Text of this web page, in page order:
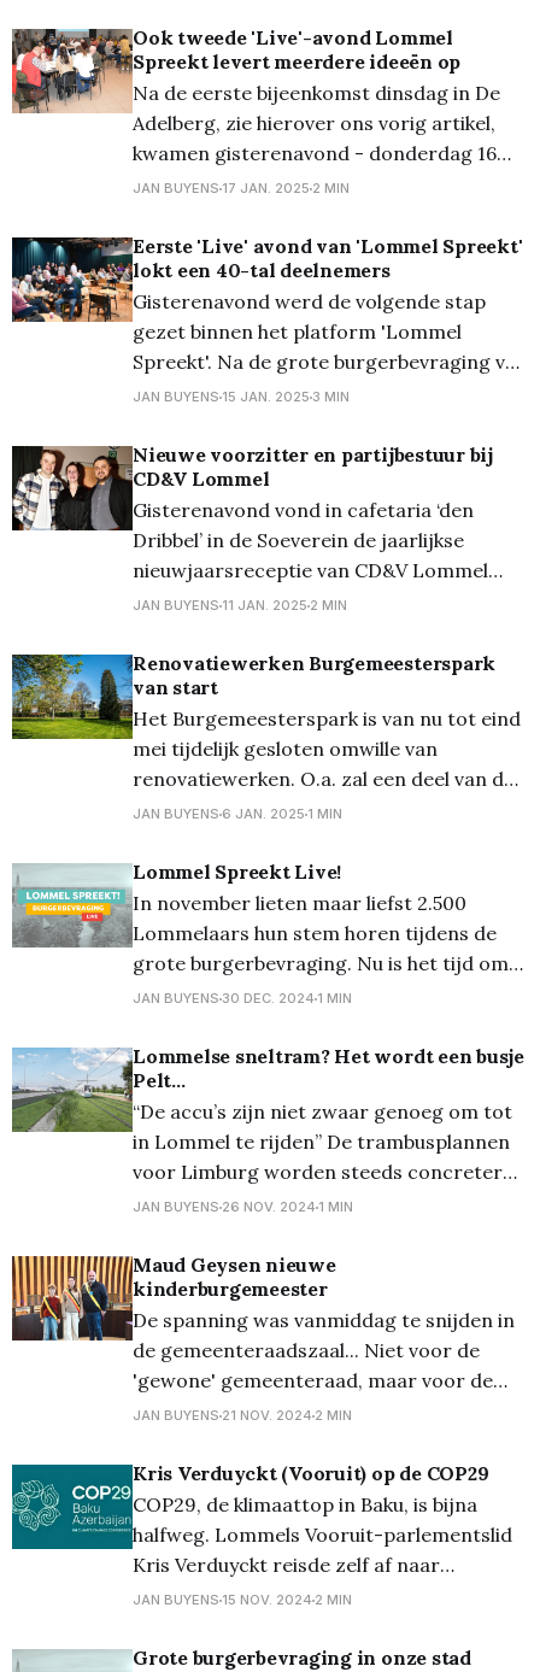
Sarah Maesen het woord om de gasten te
verwelkomen en de sprekers Sooi Van
Limbergen en Gaby Colenbunders
Ook tweede 'Live'-avond Lommel
Spreekt levert meerdere ideeën op
Na de eerste bijeenkomst dinsdag in De
Adelberg, zie hierover ons vorig artikel,
kwamen gisterenavond - donderdag 16
januari - zo’n 30 geëngageerde inwoners
bijeenkomst van 'Lommel Spreekt Live'.
Tijdens deze avond gingen de deelnemers
in gesprek over de thema’s mobiliteit,
JAN BUYENS 17 JAN. 2025 2 MIN
Eerste 'Live' avond van 'Lommel Spreekt'
lokt een 40-tal deelnemers
Gisterenavond werd de volgende stap
gezet binnen het platform 'Lommel
Spreekt'. Na de grote burgerbevraging van
afgelopen najaar, waar maar liefst 2.500
tijd om aan de hand van de resultaten
diezelfde burgers aan het woord te laten
en met ideeën, voorstellen,
JAN BUYENS 15 JAN. 2025 3 MIN
Nieuwe voorzitter en partijbestuur bij
CD&V Lommel
Gisterenavond vond in cafetaria ‘den
Dribbel’ in de Soeverein de jaarlijkse
nieuwjaarsreceptie van CD&V Lommel
plaats. Met meer dan 100 aanwezigen
gezelligheid. De receptie werd daarnaast
bijgewoond door enkele bekende
gezichten, waaronder Europees
Parlementslid Wouter Beke, Kamerlid
Steven Matheï en toekomstig Limburgs
JAN BUYENS 11 JAN. 2025 2 MIN
Renovatiewerken Burgemeesterspark
van start
Het Burgemeesterspark is van nu tot eind
mei tijdelijk gesloten omwille van
renovatiewerken. O.a. zal een deel van de
buitenmuur worden afgebroken, bomen
worden heraangelegd. De padenstructuur
en de gazonvlakken blijven behouden. Ze
worden wel opnieuw aangelegd: * De
paden krijgen een
JAN BUYENS 6 JAN. 2025 1 MIN
Lommel Spreekt Live!
In november lieten maar liefst 2.500
Lommelaars hun stem horen tijdens de
grote burgerbevraging. Nu is het tijd om
samen verder te denken en ideeën en
in het meerjarenplan van onze stad.
Tijdens Lommel Spreekt Live! organiseert
het stadsbestuur twee interactieve sessies
rond
JAN BUYENS 30 DEC. 2024 1 MIN
Lommelse sneltram? Het wordt een busje
Pelt...
“De accu’s zijn niet zwaar genoeg om tot
in Lommel te rijden” De trambusplannen
voor Limburg worden steeds concreter
en één conclusie kan men alvast trekken:
vroegere spartacusplannen, niet meer in
het verhaal voor. “Erger nog, zelfs de
huidige rechtstreekse busverbinding met
Hasselt
JAN BUYENS 26 NOV. 2024 1 MIN
Maud Geysen nieuwe
kinderburgemeester
De spanning was vanmiddag te snijden in
de gemeenteraadszaal... Niet voor de
'gewone' gemeenteraad, maar voor de
kindergemeenteraad. Er moest immers
kinderschepen gekozen worden. Er waren
oorspronkelijk zes kandidaten om
kinderburgemeester te worden, en iedere
kandidaat mocht zichzelf voorstellen én
zijn/haar project toelichten.
JAN BUYENS 21 NOV. 2024 2 MIN
Kris Verduyckt (Vooruit) op de COP29
COP29, de klimaattop in Baku, is bijna
halfweg. Lommels Vooruit-parlementslid
Kris Verduyckt reisde zelf af naar
Azerbeidzjan en trekt alvast enkele
Vooruit neemt er deel aan
JAN BUYENS 15 NOV. 2024 2 MIN
Grote burgerbevraging in onze stad